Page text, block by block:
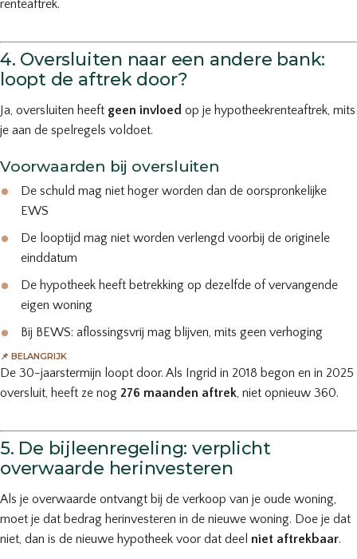
renteaftrek.
4. Oversluiten naar een andere bank:
loopt de aftrek door?
Ja, oversluiten heeft geen invloed op je hypotheekrenteaftrek, mits
je aan de spelregels voldoet.
Voorwaarden bij oversluiten
De schuld mag niet hoger worden dan de oorspronkelijke
EWS
De looptijd mag niet worden verlengd voorbij de originele
einddatum
De hypotheek heeft betrekking op dezelfde of vervangende
eigen woning
Bij BEWS: aflossingsvrij mag blijven, mits geen verhoging
📌 BELANGRIJK
De 30-jaarstermijn loopt door. Als Ingrid in 2018 begon en in 2025
oversluit, heeft ze nog 276 maanden aftrek, niet opnieuw 360.
5. De bijleenregeling: verplicht
overwaarde herinvesteren
Als je overwaarde ontvangt bij de verkoop van je oude woning,
moet je dat bedrag herinvesteren in de nieuwe woning. Doe je dat
niet, dan is de nieuwe hypotheek voor dat deel niet aftrekbaar.